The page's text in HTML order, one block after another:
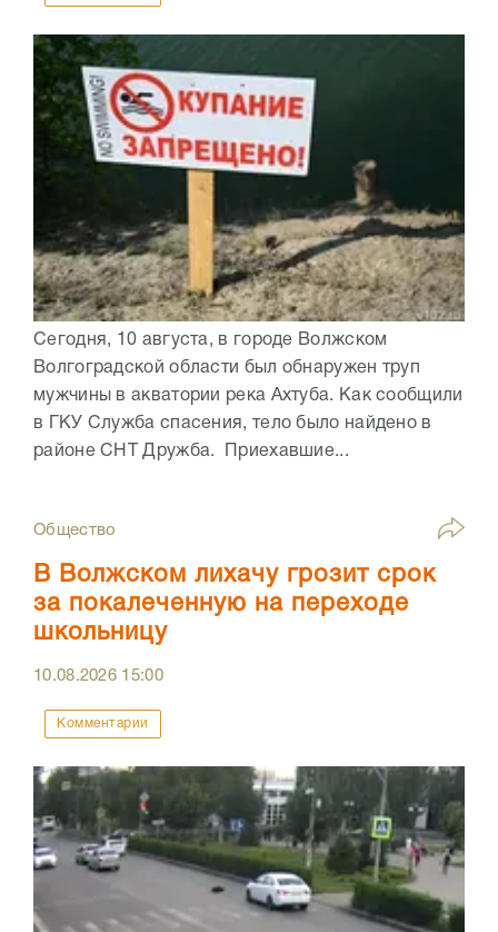
Сегодня, 10 августа, в городе Волжском
Волгоградской области был обнаружен труп
мужчины в акватории река Ахтуба. Как сообщили
в ГКУ Служба спасения, тело было найдено в
районе СНТ Дружба. Приехавшие...
Общество
В Волжском лихачу грозит срок
за покалеченную на переходе
школьницу
10.08.2026 15:00
Комментарии